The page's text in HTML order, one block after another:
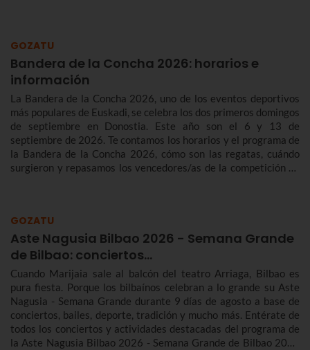
GOZATU
Bandera de la Concha 2026: horarios e
información
La Bandera de la Concha 2026, uno de los eventos deportivos
más populares de Euskadi, se celebra los dos primeros domingos
de septiembre en Donostia. Este año son el 6 y 13 de
septiembre de 2026. Te contamos los horarios y el programa de
la Bandera de la Concha 2026, cómo son las regatas, cuándo
surgieron y repasamos los vencedores/as de la competición de
GOZATU
Aste Nagusia Bilbao 2026 - Semana Grande
de Bilbao: conciertos…
Cuando Marijaia sale al balcón del teatro Arriaga, Bilbao es
pura fiesta. Porque los bilbaínos celebran a lo grande su Aste
Nagusia - Semana Grande durante 9 días de agosto a base de
conciertos, bailes, deporte, tradición y mucho más. Entérate de
todos los conciertos y actividades destacadas del programa de
la Aste Nagusia Bilbao 2026 - Semana Grande de Bilbao 2026